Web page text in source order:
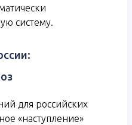
систему.
для российских
«наступление»